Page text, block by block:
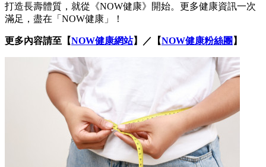
打造長壽體質，就從《NOW健康》開始。更多健康資訊一次
滿足，盡在「NOW健康」！
更多內容請至【NOW健康網站】／【NOW健康粉絲團 】